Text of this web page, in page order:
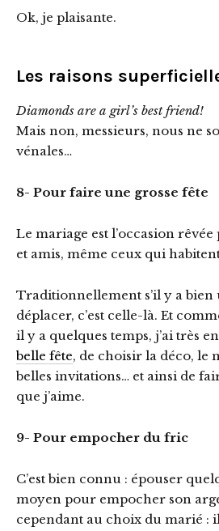
Ok, je plaisante.
Les raisons
Diamonds are a girl’s best friend!
Mais non, messieurs, nous ne
vénales…
8- Pour faire une grosse fête
Le mariage est l’occasion
et amis, même ceux qui
Traditionnellement s’il y a bien
déplacer, c’est celle-là. Et
il y a quelques temps, j’ai très
belle fête, de choisir la déco, le
belles invitations… et ainsi de
que j’aime.
9- Pour empocher du fric
C’est bien connu : épouser
moyen pour empocher son
cependant au choix du marié :